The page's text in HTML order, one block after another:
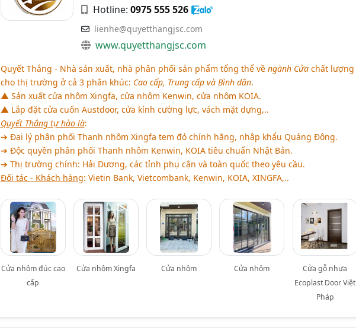
Hotline: 0975 555 526
lienhe@quyetthangjsc.com
www.quyetthangjsc.com
Quyết Thắng - Nhà sản xuất, nhà phân phối sản phẩm tổng thể về ngành Cửachất lượng
cho thị trường ở cả 3 phân khúc: Cao cấp, Trung cấp và Bình dân.
▲ Sản xuất cửa nhôm Xingfa, cửa nhôm Kenwin, cửa nhôm KOIA.
▲ Lắp đặt cửa cuốn Austdoor, cửa kính cường lực, vách mặt dựng,..
Quyết Thắng tự hào là:
➔ Đại lý phân phối Thanh nhôm Xingfa tem đỏ chính hãng, nhập khẩu Quảng Đông.
➔ Độc quyền phân phối Thanh nhôm Kenwin, KOIA tiêu chuẩn Nhật Bản.
➔ Thị trường chính: Hải Dương, các tỉnh phụ cận và toàn quốc theo yêu cầu.
Đối tác - Khách hàng: Vietin Bank, Vietcombank, Kenwin, KOIA, XINGFA,..
Cửa nhôm đúc cao
cấp
Cửa nhôm Xingfa Cửa nhôm Cửa nhôm
Cửa gỗ nhựa
Ecoplast Door Việt
Pháp